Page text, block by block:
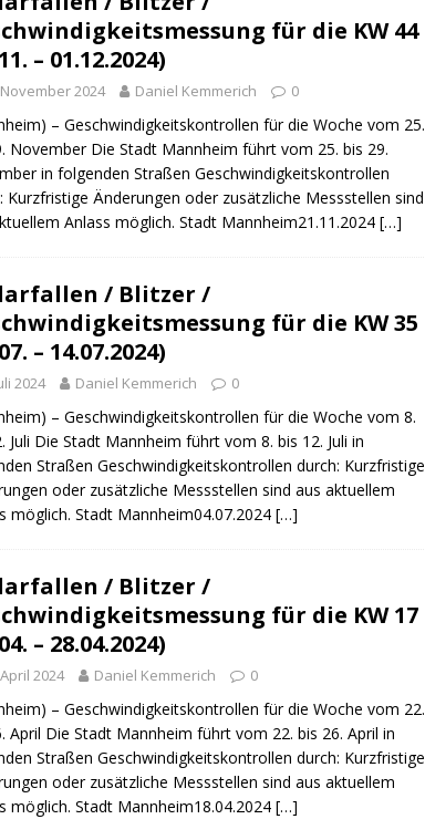
/ Speyer
SPEYER
(KCanG)
für die KW 44
– 01.12.2024)
2024 Daniel Kemmerich 0
– Geschwindigkeitskontrollen für die Woche vom 25.
November Die Stadt Mannheim führt vom 25. bis 29.
in folgenden Straßen Geschwindigkeitskontrollen
Kurzfristige Änderungen oder zusätzliche Messstellen sind
Anlass möglich. Stadt Mannheim21.11.2024 […]
/ Blitzer /
für die KW 35
– 14.07.2024)
2024 Daniel Kemmerich 0
– Geschwindigkeitskontrollen für die Woche vom 8.
Juli Die Stadt Mannheim führt vom 8. bis 12. Juli in
Straßen Geschwindigkeitskontrollen durch: Kurzfristige
oder zusätzliche Messstellen sind aus aktuellem
möglich. Stadt Mannheim04.07.2024 […]
/ Blitzer /
für die KW 17
– 28.04.2024)
2024 Daniel Kemmerich 0
– Geschwindigkeitskontrollen für die Woche vom 22.
April Die Stadt Mannheim führt vom 22. bis 26. April in
Straßen Geschwindigkeitskontrollen durch: Kurzfristige
oder zusätzliche Messstellen sind aus aktuellem
möglich. Stadt Mannheim18.04.2024 […]